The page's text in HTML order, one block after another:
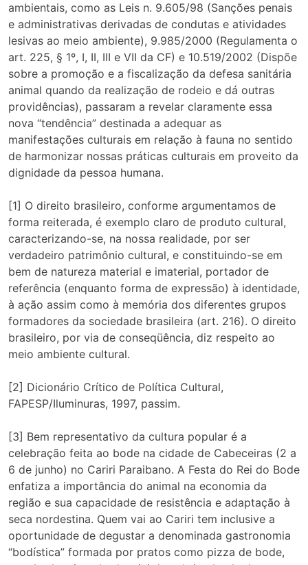
ambientais, como as Leis n. 9.605/98 (Sanções penais
e administrativas derivadas de condutas e atividades
lesivas ao meio ambiente), 9.985/2000 (Regulamenta o
art. 225, § 1º, I, II, III e VII da CF) e 10.519/2002 (Dispõe
sobre a promoção e a fiscalização da defesa sanitária
animal quando da realização de rodeio e dá outras
providências), passaram a revelar claramente essa
nova “tendência” destinada a adequar as
manifestações culturais em relação à fauna no sentido
de harmonizar nossas práticas culturais em proveito da
dignidade da pessoa humana.
[1] O direito brasileiro, conforme argumentamos de
forma reiterada, é exemplo claro de produto cultural,
caracterizando-se, na nossa realidade, por ser
verdadeiro patrimônio cultural, e constituindo-se em
bem de natureza material e imaterial, portador de
referência (enquanto forma de expressão) à identidade,
à ação assim como à memória dos diferentes grupos
formadores da sociedade brasileira (art. 216). O direito
brasileiro, por via de conseqüência, diz respeito ao
meio ambiente cultural.
[2] Dicionário Crítico de Política Cultural,
FAPESP/Iluminuras, 1997, passim.
[3] Bem representativo da cultura popular é a
celebração feita ao bode na cidade de Cabeceiras (2 a
6 de junho) no Cariri Paraibano. A Festa do Rei do Bode
enfatiza a importância do animal na economia da
região e sua capacidade de resistência e adaptação à
seca nordestina. Quem vai ao Cariri tem inclusive a
oportunidade de degustar a denominada gastronomia
“bodística” formada por pratos como pizza de bode,